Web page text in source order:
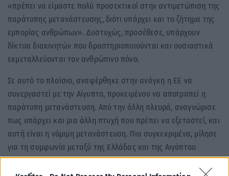
«πρέπει να είμαστε πολύ προσεκτικοί στην αντιμετώπιση της
παράτυπης μετανάστευσης, διότι υπάρχει και το ζήτημα της
εμπορίας ανθρώπων». Δυστυχώς, προσέθεσε, υπάρχουν
δίκτυα διακινητών που δραστηριοποιούνται και ουσιαστικά
εκμεταλλεύονται τον ανθρώπινο πόνο.
Σε αυτό το πλαίσιο, αναφέρθηκε στην ανάγκη η ΕΕ να
συνεργαστεί με την Αίγυπτο, προκειμένου να αποτραπεί η
παράτυπη μετανάστευση. Από την άλλη πλευρά, αναγνώρισε
πως υπάρχει και μια άλλη πτυχή που πρέπει να εξεταστεί, και
αυτή είναι η νόμιμη μετανάστευση. Πιο συγκεκριμένα, μίλησε
για τη συμφωνία μεταξύ της Ελλάδας και της Αιγύπτου
σχετικά με τη μετάκληση εργατικού δυναμικού από την
Αίγυπτο στην Ελλάδα και τη δημιουργία ενός μηχανισμού